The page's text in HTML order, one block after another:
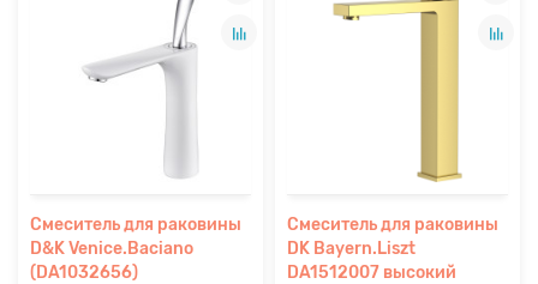
Смеситель для раковины
D&K Venice.Baciano
(DA1032656)
Смеситель для раковины
DK Bayern.Liszt
DA1512007 высокий